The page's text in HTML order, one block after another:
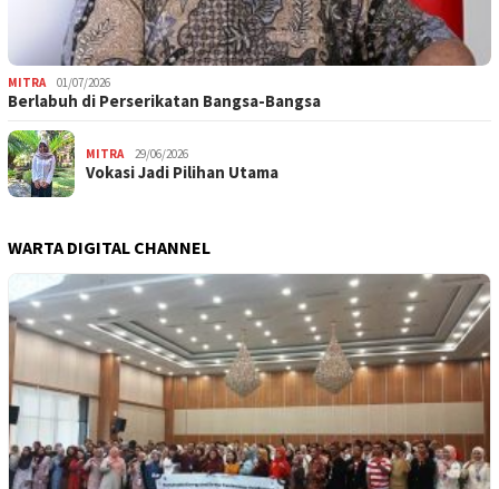
MITRA 01/07/2026
Berlabuh di Perserikatan Bangsa-Bangsa
MITRA 29/06/2026
Vokasi Jadi Pilihan Utama
WARTA DIGITAL CHANNEL